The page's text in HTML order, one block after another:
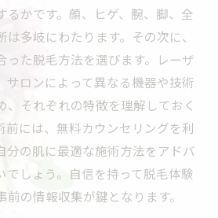
るかです。顔、ヒゲ、腕、脚、全
多岐にわたります。その次に、
った脱毛方法を選びます。レーザ
サロンによって異なる機器や技術
、それぞれの特徴を理解しておく
前には、無料カウンセリングを利
分の肌に最適な施術方法をアドバ
でしょう。自信を持って脱毛体験
の情報収集が鍵となります。